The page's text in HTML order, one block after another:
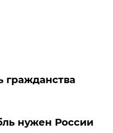
гражданства
нужен России